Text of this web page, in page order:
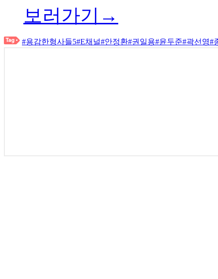
보러가기→
#용감한형사들5#E채널#안정환#권일용#윤두준#곽선영#